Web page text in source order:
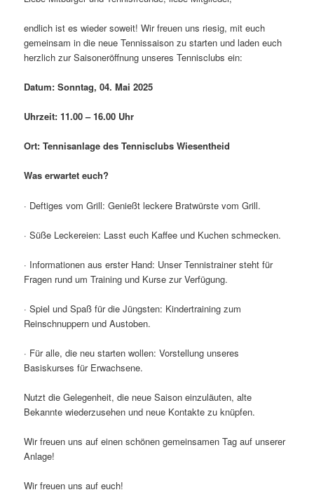
endlich ist es wieder soweit! Wir freuen uns riesig, mit euch
gemeinsam in die neue Tennissaison zu starten und laden euch
herzlich zur Saisoneröffnung unseres Tennisclubs ein:
Datum: Sonntag, 04. Mai 2025
Uhrzeit: 11.00 – 16.00 Uhr
Ort: Tennisanlage des Tennisclubs Wiesentheid
Was erwartet euch?
· Deftiges vom Grill: Genießt leckere Bratwürste vom Grill.
· Süße Leckereien: Lasst euch Kaffee und Kuchen schmecken.
· Informationen aus erster Hand: Unser Tennistrainer steht für
Fragen rund um Training und Kurse zur Verfügung.
· Spiel und Spaß für die Jüngsten: Kindertraining zum
Reinschnuppern und Austoben.
· Für alle, die neu starten wollen: Vorstellung unseres
Basiskurses für Erwachsene.
Nutzt die Gelegenheit, die neue Saison einzuläuten, alte
Bekannte wiederzusehen und neue Kontakte zu knüpfen.
Wir freuen uns auf einen schönen gemeinsamen Tag auf unserer
Anlage!
Wir freuen uns auf euch!